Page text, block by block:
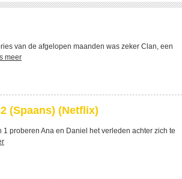
van de afgelopen maanden was zeker Clan, een
meer
(Spaans) (Netflix)
proberen Ana en Daniel het verleden achter zich te